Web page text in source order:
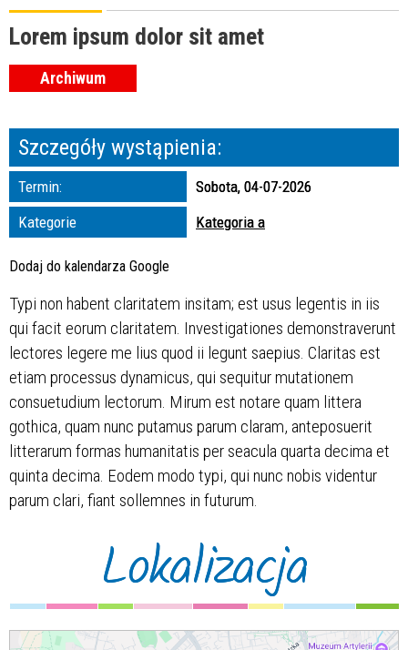
Trwające w
zakresie
Organizator
Lorem ipsum dolor sit amet
Archiwum
Szczegóły wystąpienia:
Termin:
Sobota, 04-07-2026
Kategorie
Kategoria a
Dodaj do kalendarza Google
Typi non habent claritatem insitam; est usus legentis in iis
qui facit eorum claritatem. Investigationes demonstraverunt
lectores legere me lius quod ii legunt saepius. Claritas est
etiam processus dynamicus, qui sequitur mutationem
consuetudium lectorum. Mirum est notare quam littera
gothica, quam nunc putamus parum claram, anteposuerit
litterarum formas humanitatis per seacula quarta decima et
quinta decima. Eodem modo typi, qui nunc nobis videntur
parum clari, fiant sollemnes in futurum.
Lokalizacja